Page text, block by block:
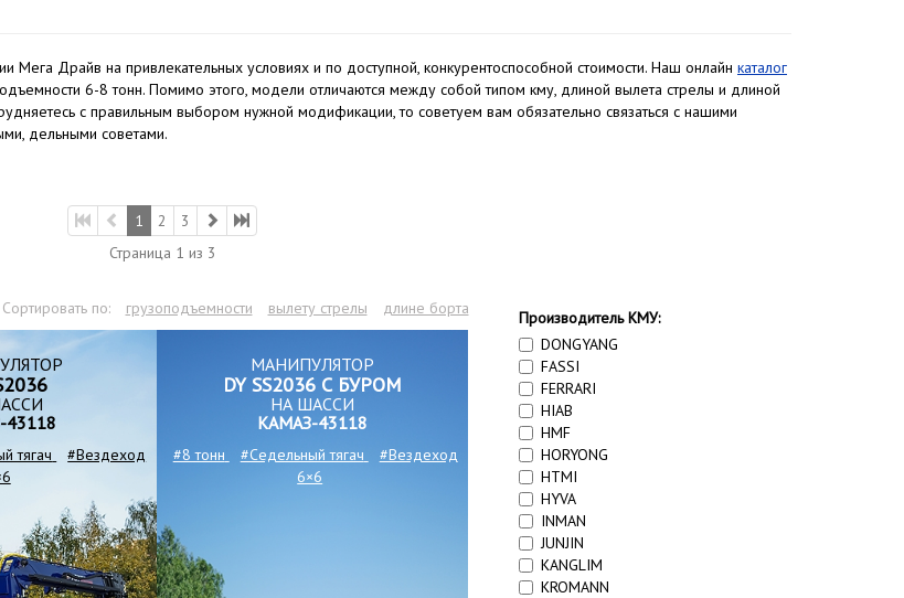
Драйв на привлекательных условиях и по доступной, конкурентоспособной стоимости. Наш онлайн каталог
6-8 тонн. Помимо этого, модели отличаются между собой типом кму, длиной вылета стрелы и длиной
с правильным выбором нужной модификации, то советуем вам обязательно связаться с нашими
дельными советами.
1 2
3
Страница 1 из 3
Сортировать по: грузоподъемности вылету стрелы длине борта
тягач
#Вездеход
МАНИПУЛЯТОР
DY SS2036 С БУРОМ
НА ШАССИ
КАМАЗ-43118
#8 тонн #Седельный тягач
#Вездеход
6×6
Производитель КМУ:
DONGYANG
FASSI
FERRARI
HIAB
HMF
HORYONG
HTMI
HYVA
INMAN
JUNJIN
KANGLIM
KROMANN